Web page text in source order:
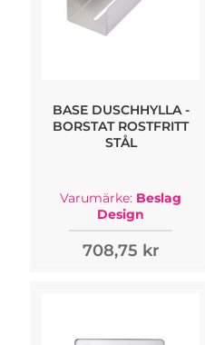
BASE DUSCHHYLLA -
BORSTAT ROSTFRITT
STÅL
Varumärke: Beslag
Design
708,75 kr